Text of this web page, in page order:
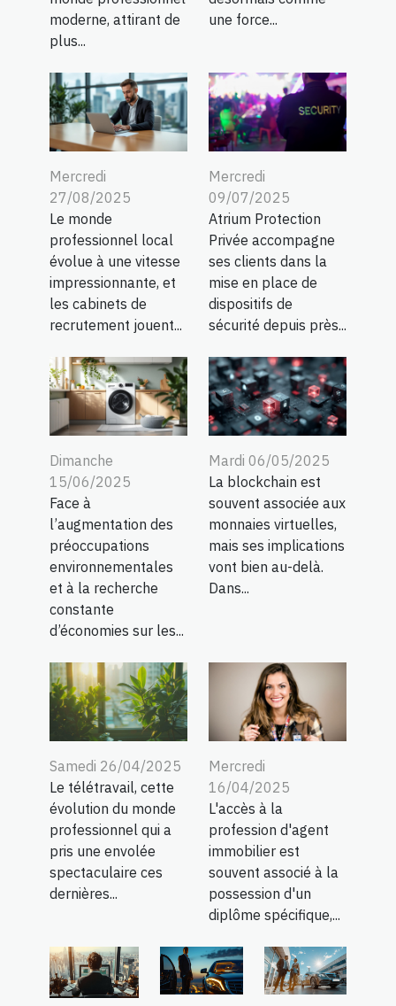
moderne, attirant de
plus...
une force...
Mercredi
27/08/2025
Le monde
professionnel local
évolue à une vitesse
impressionnante, et
les cabinets de
recrutement jouent...
Mercredi
09/07/2025
Atrium Protection
Privée accompagne
ses clients dans la
mise en place de
dispositifs de
sécurité depuis près...
Dimanche
15/06/2025
Face à
l’augmentation des
préoccupations
environnementales
et à la recherche
constante
d’économies sur les...
Mardi 06/05/2025
La blockchain est
souvent associée aux
monnaies virtuelles,
mais ses implications
vont bien au-delà.
Dans...
Samedi 26/04/2025
Le télétravail, cette
évolution du monde
professionnel qui a
pris une envolée
spectaculaire ces
dernières...
Mercredi
16/04/2025
L'accès à la
profession d'agent
immobilier est
souvent associé à la
possession d'un
diplôme spécifique,...